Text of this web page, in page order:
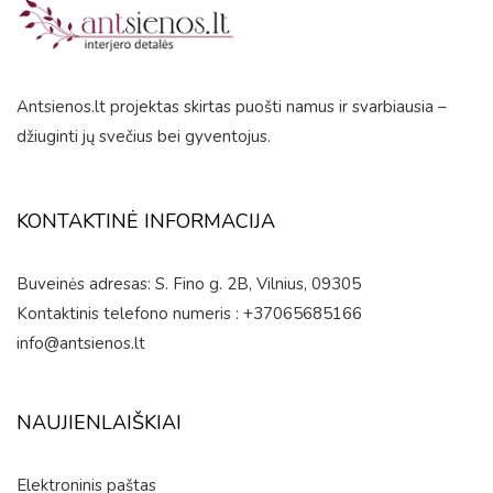
5
Antsienos.lt projektas skirtas puošti namus ir svarbiausia –
džiuginti jų svečius bei gyventojus.
KONTAKTINĖ INFORMACIJA
Buveinės adresas: S. Fino g. 2B, Vilnius, 09305
Kontaktinis telefono numeris : +37065685166
info@antsienos.lt
NAUJIENLAIŠKIAI
Elektroninis paštas